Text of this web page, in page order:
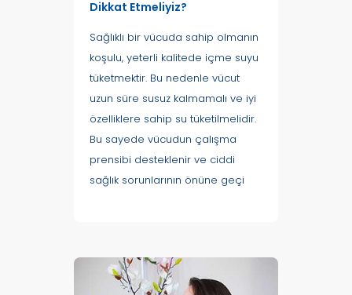
Dikkat Etmeliyiz?
Sağlıklı bir vücuda sahip olmanın
koşulu, yeterli kalitede içme suyu
tüketmektir. Bu nedenle vücut
uzun süre susuz kalmamalı ve iyi
özelliklere sahip su tüketilmelidir.
Bu sayede vücudun çalışma
prensibi desteklenir ve ciddi
sağlık sorunlarının önüne geçi